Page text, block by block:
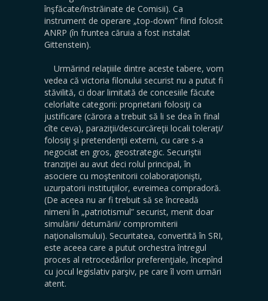
înşfăcate/înstrăinate de Comisii). Ca
instrument de operare „top-down” fiind folosit
ANRP (în fruntea căruia a fost instalat
Gittenstein).
Urmărind relaţiiile dintre aceste tabere, vom
vedea că victoria filonului securist nu a putut fi
stăvilită, ci doar limitată de concesiile făcute
celorlalte categorii: proprietarii folosiţi ca
justificare (cărora a trebuit să li se dea în final
cîte ceva), paraziţii/descurcăreţii locali toleraţi/
folosiţi şi pretendenţii externi, cu care s-a
negociat en gros, geostrategic. Securiştii
tranziţiei au avut deci rolul principal, în
asociere cu moştenitorii colaboraţionişti,
uzurpatorii instituţiilor, evreimea compradoră.
(De aceea nu ar fi trebuit să se încreadă
nimeni în „patriotismul” securist, menit doar
simulării/ deturnării/ compromiterii
naţionalismului). Securitatea, convertită în SRI,
este aceea care a putut orchestra întregul
proces al retrocedărilor preferenţiale, începînd
cu jocul legislativ parşiv, pe care îl vom urmări
atent.